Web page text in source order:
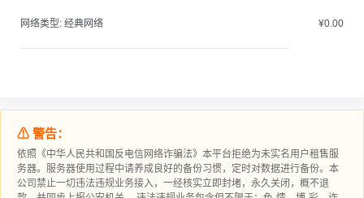
网络类型: 经典网络 ¥0.00
⚠ 警告：
依照《中华人民共和国反电信网络诈骗法》本平台拒绝为未实名用户租售服
务器。服务器使用过程中请‮成养‬良好的备‮习份‬惯，定时对数据进行‮份备‬。本
公司禁止一切违法违规业务接入，一经核实立即封堵，永久关闭，概不退